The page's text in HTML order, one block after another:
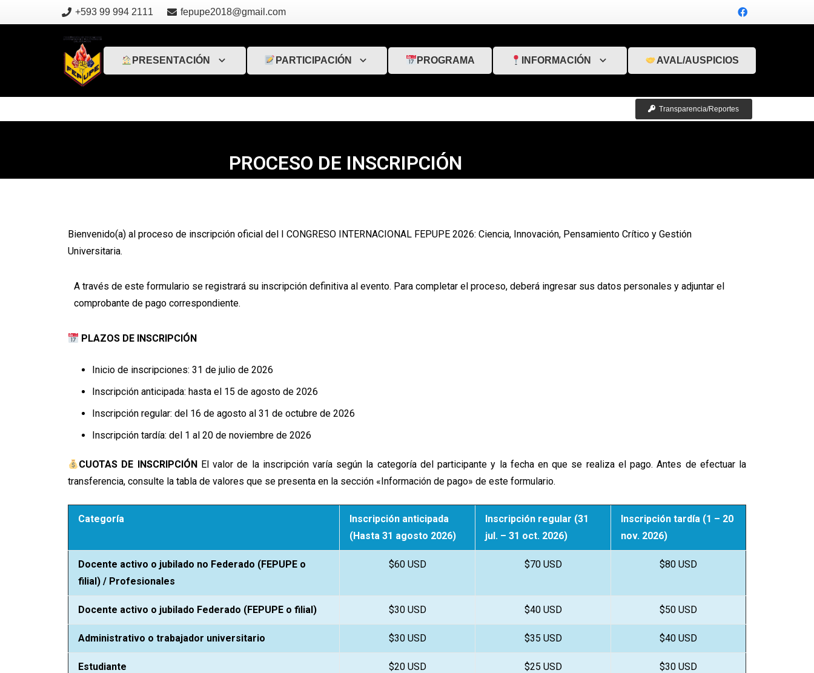
+593 99 994 2111 fepupe2018@gmail.com
PRESENTACIÓN PARTICIPACIÓN PROGRAMA INFORMACIÓN AVAL/AUSPICIOS
Transparencia/Reportes
PROCESO DE INSCRIPCIÓN
Bienvenido(a) al proceso de inscripción oficial del I CONGRESO INTERNACIONAL FEPUPE 2026: Ciencia, Innovación, Pensamiento Crítico y Gestión
Universitaria.
A través de este formulario se registrará su inscripción definitiva al evento. Para completar el proceso, deberá ingresar sus datos personales y adjuntar el
comprobante de pago correspondiente.
PLAZOS DE INSCRIPCIÓN
Inicio de inscripciones: 31 de julio de 2026
Inscripción anticipada: hasta el 15 de agosto de 2026
Inscripción regular: del 16 de agosto al 31 de octubre de 2026
Inscripción tardía: del 1 al 20 de noviembre de 2026
CUOTAS DE INSCRIPCIÓNEl valor de la inscripción varía según la categoría del participante y la fecha en que se realiza el pago. Antes de efectuar la
transferencia, consulte la tabla de valores que se presenta en la sección «Información de pago» de este formulario.
Categoría
Inscripción anticipada
(Hasta 31 agosto 2026)
Inscripción regular (31
jul. – 31 oct. 2026)
Inscripción tardía (1 – 20
nov. 2026)
Docente activo o jubilado no Federado (FEPUPE o
filial) / Profesionales
$60 USD $70 USD $80 USD
Docente activo o jubilado Federado (FEPUPE o filial) $30 USD $40 USD $50 USD
Administrativo o trabajador universitario $30 USD $35 USD $40 USD
Estudiante $20 USD $25 USD $30 USD